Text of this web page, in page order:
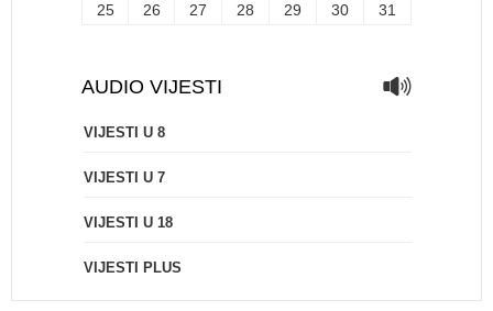
25
26 27 28 29 30 31
AUDIO VIJESTI
VIJESTI U 8
VIJESTI U 7
VIJESTI U 18
VIJESTI PLUS